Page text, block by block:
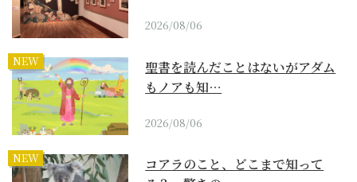
2026/08/06
NEW
聖書を読んだことはないがアダム
もノアも知…
2026/08/06
NEW
コアラのこと、どこまで知って